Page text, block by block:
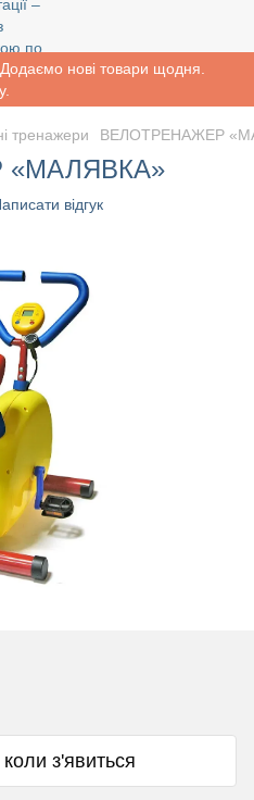
нові товари щодня.
тренажери ВЕЛОТРЕНАЖЕР
відгук
з'явиться